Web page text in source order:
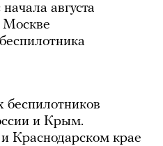
августа
Москве
беспилотников
и Крым.
Краснодарском крае